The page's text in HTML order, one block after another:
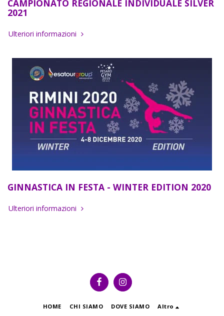
CAMPIONATO REGIONALE INDIVIDUALE SILVER
2021
Ulteriori informazioni
GINNASTICA IN FESTA - WINTER EDITION 2020
Ulteriori informazioni
HOME CHI SIAMO DOVE SIAMO Altro